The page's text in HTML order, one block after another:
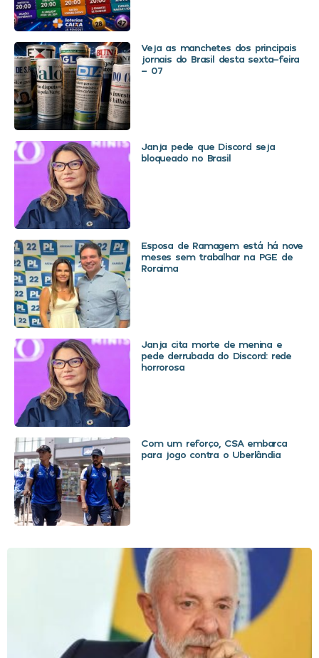
Veja as manchetes dos principais
jornais do Brasil desta sexta-feira
– 07
Janja pede que Discord seja
bloqueado no Brasil
Esposa de Ramagem está há nove
meses sem trabalhar na PGE de
Roraima
Janja cita morte de menina e
pede derrubada do Discord: rede
horrorosa
Com um reforço, CSA embarca
para jogo contra o Uberlândia